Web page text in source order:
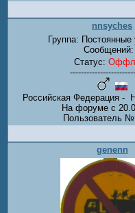
nnsyches
Группа: Постоянные
Сообщений:
Статус:
Российская Федерация -
На форуме с
Пользователь
genenn